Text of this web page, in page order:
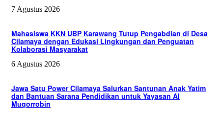
7 Agustus 2026
Mahasiswa KKN UBP Karawang Tutup Pengabdian di Desa
Cilamaya dengan Edukasi Lingkungan dan Penguatan
Kolaborasi Masyarakat
6 Agustus 2026
Jawa Satu Power Cilamaya Salurkan Santunan Anak Yatim
dan Bantuan Sarana Pendidikan untuk Yayasan Al
Muqorrobin